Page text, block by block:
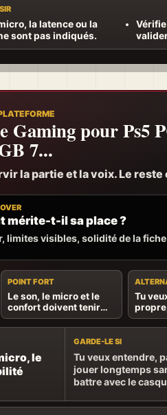
la latence ou la
sont pas indiqués.
Gaming pour Ps5
7...
la partie et la voix. Le reste
mérite-t-il sa place ?
limites visibles, solidité de la
POINT FORT
Le son, le micro et le
confort doivent tenir
ensemble pendant
toute la session.
Tu
léger
le
GARDE-LE SI
Tu veux entendre,
jouer longtemps
battre avec le